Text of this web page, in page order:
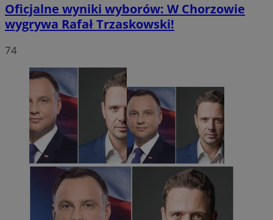
Oficjalne wyniki wyborów: W Chorzowie
wygrywa Rafał Trzaskowski!
74